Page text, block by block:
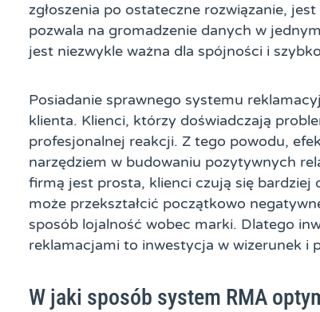
zgłoszenia po ostateczne rozwiązanie,
pozwala na gromadzenie danych w
jest niezwykle ważna dla spójności i
Posiadanie sprawnego systemu
klienta. Klienci, którzy doświadczają
profesjonalnej reakcji. Z tego powodu,
narzędziem w budowaniu pozytywnych
firmą jest prosta, klienci czują się bardziej
może przekształcić początkowo
sposób lojalność wobec marki. Dlatego
reklamacjami to inwestycja w wizerunek i
W jaki sposób system RMA